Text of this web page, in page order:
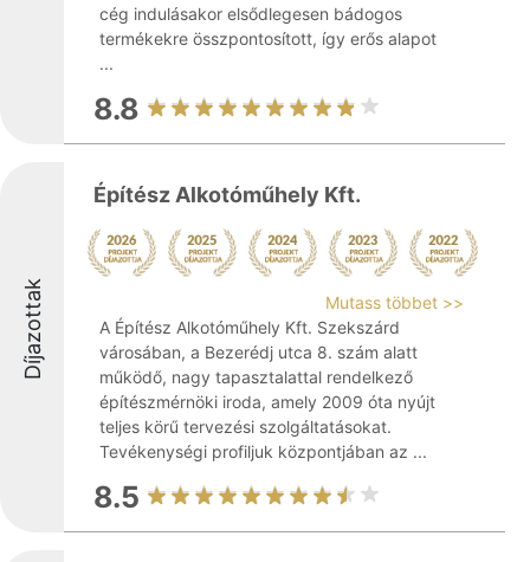
cég indulásakor elsődlegesen bádogos
termékekre összpontosított, így erős alapot
...
8.8
Díjazottak
Építész Alkotóműhely Kft.
Mutass többet >>
A Építész Alkotóműhely Kft. Szekszárd
városában, a Bezerédj utca 8. szám alatt
működő, nagy tapasztalattal rendelkező
építészmérnöki iroda, amely 2009 óta nyújt
teljes körű tervezési szolgáltatásokat.
Tevékenységi profiljuk központjában az ...
8.5